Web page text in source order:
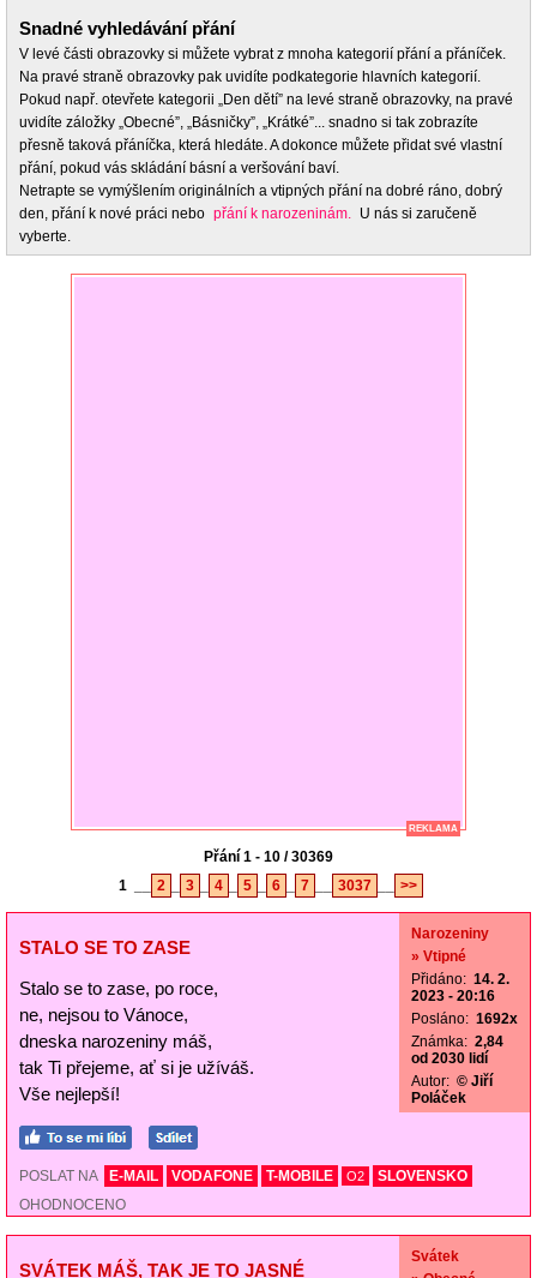
Snadné vyhledávání přání
V levé části obrazovky si můžete vybrat z mnoha kategorií přání a přáníček.
Na pravé straně obrazovky pak uvidíte podkategorie hlavních kategorií.
Pokud např. otevřete kategorii „Den dětí” na levé straně obrazovky, na pravé
uvidíte záložky „Obecné”, „Básničky”, „Krátké”... snadno si tak zobrazíte
přesně taková přáníčka, která hledáte. A dokonce můžete přidat své vlastní
přání, pokud vás skládání básní a veršování baví.
Netrapte se vymýšlením originálních a vtipných přání na dobré ráno, dobrý
den, přání k nové práci nebo přání k narozeninám. U nás si zaručeně
vyberte.
REKLAMA
Přání 1 - 10 / 30369
1
2 3 4 5 6 7 3037 >>
STALO SE TO ZASE
Stalo se to zase, po roce,
ne, nejsou to Vánoce,
dneska narozeniny máš,
tak Ti přejeme, ať si je užíváš.
Vše nejlepší!
Narozeniny
» Vtipné
Přidáno: 14. 2.
2023 - 20:16
Posláno: 1692x
Známka: 2,84
od 2030 lidí
Autor: © Jiří
Poláček
POSLAT NA E-MAIL VODAFONE T-MOBILE O2
SLOVENSKO
OHODNOCENO
SVÁTEK MÁŠ, TAK JE TO JASNÉ
Svátek